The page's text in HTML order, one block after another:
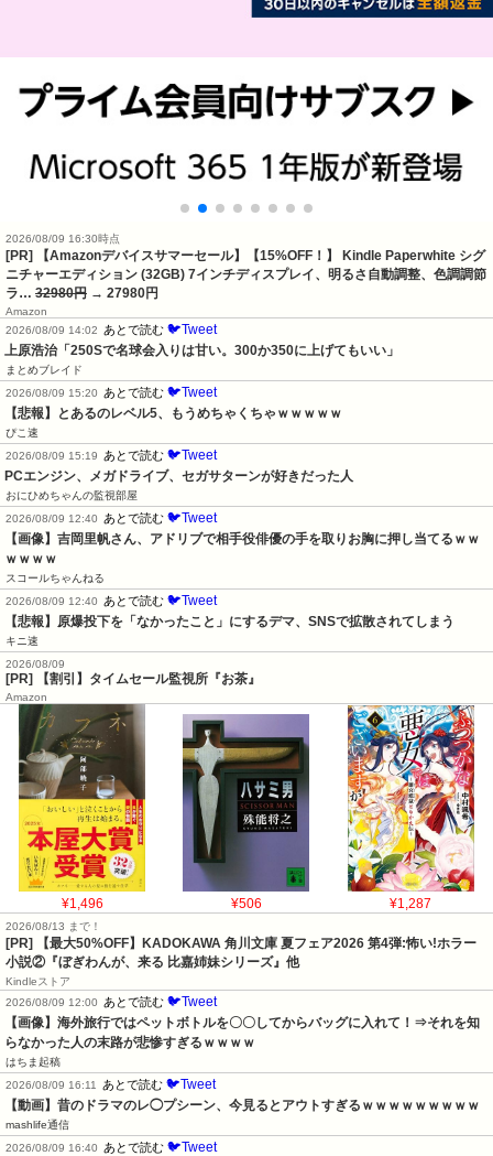
2026/08/09 16:30時点
[PR] 【Amazonデバイスサマーセール】【15%OFF！】 Kindle Paperwhite シグ
ニチャーエディション (32GB) 7インチディスプレイ、明るさ自動調整、色調調節
ラ… 32980円 → 27980円
Amazon
2026/08/09 14:02
あとで読む 🐦Tweet
上原浩治「250Sで名球会入りは甘い。300か350に上げてもいい」
まとめブレイド
2026/08/09 15:20
あとで読む 🐦Tweet
【悲報】とあるのレベル5、もうめちゃくちゃｗｗｗｗｗ
ぴこ速
2026/08/09 15:19
あとで読む 🐦Tweet
PCエンジン、メガドライブ、セガサターンが好きだった人
おにひめちゃんの監視部屋
2026/08/09 12:40
あとで読む 🐦Tweet
【画像】吉岡里帆さん、アドリブで相手役俳優の手を取りお胸に押し当てるｗｗ
ｗｗｗｗ
スコールちゃんねる
2026/08/09 12:40
あとで読む 🐦Tweet
【悲報】原爆投下を「なかったこと」にするデマ、SNSで拡散されてしまう
キニ速
2026/08/09
[PR] 【割引】タイムセール監視所『お茶』
Amazon
¥1,496 ¥506 ¥1,287
2026/08/13 まで！
[PR] 【最大50%OFF】KADOKAWA 角川文庫 夏フェア2026 第4弾:怖い!ホラー
小説②『ぼぎわんが、来る 比嘉姉妹シリーズ』他
Kindleストア
2026/08/09 12:00
あとで読む 🐦Tweet
【画像】海外旅行ではペットボトルを〇〇してからバッグに入れて！⇒それを知
らなかった人の末路が悲惨すぎるｗｗｗｗ
はちま起稿
2026/08/09 16:11
あとで読む 🐦Tweet
【動画】昔のドラマのレ◯プシーン、今見るとアウトすぎるｗｗｗｗｗｗｗｗｗ
mashlife通信
2026/08/09 16:40
あとで読む 🐦Tweet